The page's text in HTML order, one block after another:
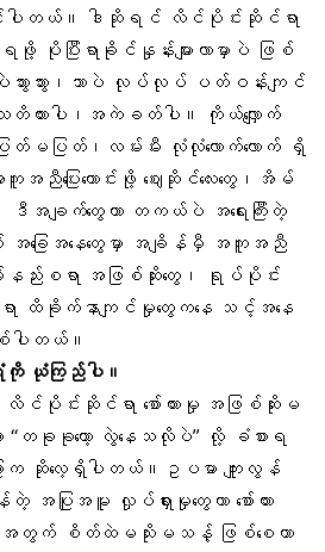
နိုင်ပါတယ်။ ဒါဆိုရင် လိင်ပိုင်းဆိုင်ရာ
ပိုပြီးရာခိုင်နှုန်းများလာမှာပဲ ဖြစ်
သွားသွား၊ဘာပဲ လုပ်လုပ် ပတ်ဝန်းကျင်
ထားပါ၊အကဲခတ်ပါ။ ကိုယ်လျှောက်
ြတ်မပြတ်၊လမ်းမီး လုံလုံလောက်လောက် ရှိ
ေးတောင်းဖို့ ဈေးဆိုင်လေးတွေ၊အိမ်
ချက်တွေဟာ တကယ်ပဲ အရေးကြီးတဲ့
ေါ် အခြေအနေတွေမှာ အချိန်မှီ အကူအညီ
းစရာ အဖြစ်ဆိုးတွေ၊ ရုပ်ပိုင်း
ထိခိုက်နာကျင်မှုတွေကနေ သင့်အနေ
စ်ပါတယ်။
ယုံကြည်ပါ။
င်ပိုင်းဆိုင်ရာ စော်ကားမှု အဖြစ်ဆိုးမ
ခုခုတော့ လွဲနေသလိုပဲ” လို့ ခံစားရ
အပြားက ဆိုလေ့ရှိပါတယ်။ဥပမာ ကျူးလွန်
ပြုအမူ လှုပ်ရှားမှုတွေဟာ စော်ကား
က် စိတ်ထဲမသိုးမသန့် ဖြစ်စေတာ